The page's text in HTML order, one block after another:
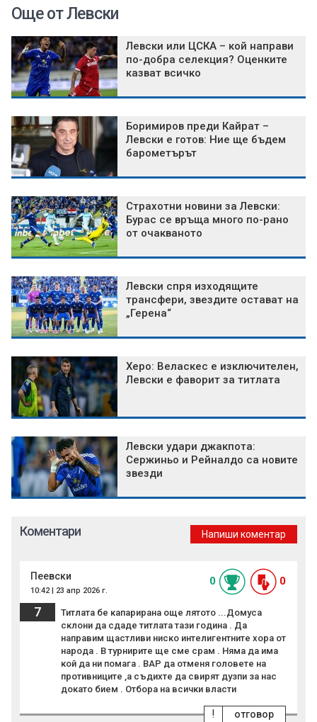
Още от Левски
Левски или ЦСКА – кой направи
по-добра селекция? Оценките
казват всичко
Боримиров преди Кайрат –
Левски е готов: Ние ще бъдем
барометърът
Страхотни новини за Левски:
Бурас се връща много по-рано
от очакваното
Левски спря изходящите
трансфери, звездите остават на
„Герена“
Херо: Веласкес е изключителен,
Левски е фаворит за титлата
Левски удари джакпота:
Сержиньо и Рейналдо са новите
звезди
Коментари Напиши коментар
Пеевски
10:42 | 23 апр 2026 г.
0 0
7
Титлата бе капарирана още лятото ...Домуса
склони да сдаде титлата тази година . Да
направим щастливи ниско интелигентните хора от
народа . В турнирите ще сме срам . Няма да има
кой да ни помага . ВАР да отменя головете на
противниците ,а съдихте да свирят дузпи за нас
докато бием . Отбора на всички власти
отговор
!